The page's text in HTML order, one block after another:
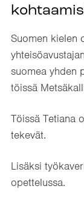
Suomen kielen
suomea yhden
töissä
Töissä Tetiana
tekevät.
Lisäksi
opettelussa.